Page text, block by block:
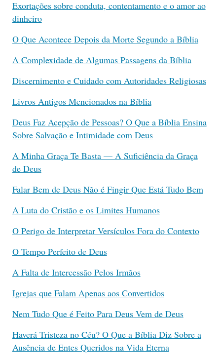
Exortações sobre conduta, contentamento e o amor ao
dinheiro
O Que Acontece Depois da Morte Segundo a Bíblia
A Complexidade de Algumas Passagens da Bíblia
Discernimento e Cuidado com Autoridades Religiosas
Livros Antigos Mencionados na Bíblia
Deus Faz Acepção de Pessoas? O Que a Bíblia Ensina
Sobre Salvação e Intimidade com Deus
A Minha Graça Te Basta — A Suficiência da Graça
de Deus
Falar Bem de Deus Não é Fingir Que Está Tudo Bem
A Luta do Cristão e os Limites Humanos
O Perigo de Interpretar Versículos Fora do Contexto
O Tempo Perfeito de Deus
A Falta de Intercessão Pelos Irmãos
Igrejas que Falam Apenas aos Convertidos
Nem Tudo Que é Feito Para Deus Vem de Deus
Haverá Tristeza no Céu? O Que a Bíblia Diz Sobre a
Ausência de Entes Queridos na Vida Eterna